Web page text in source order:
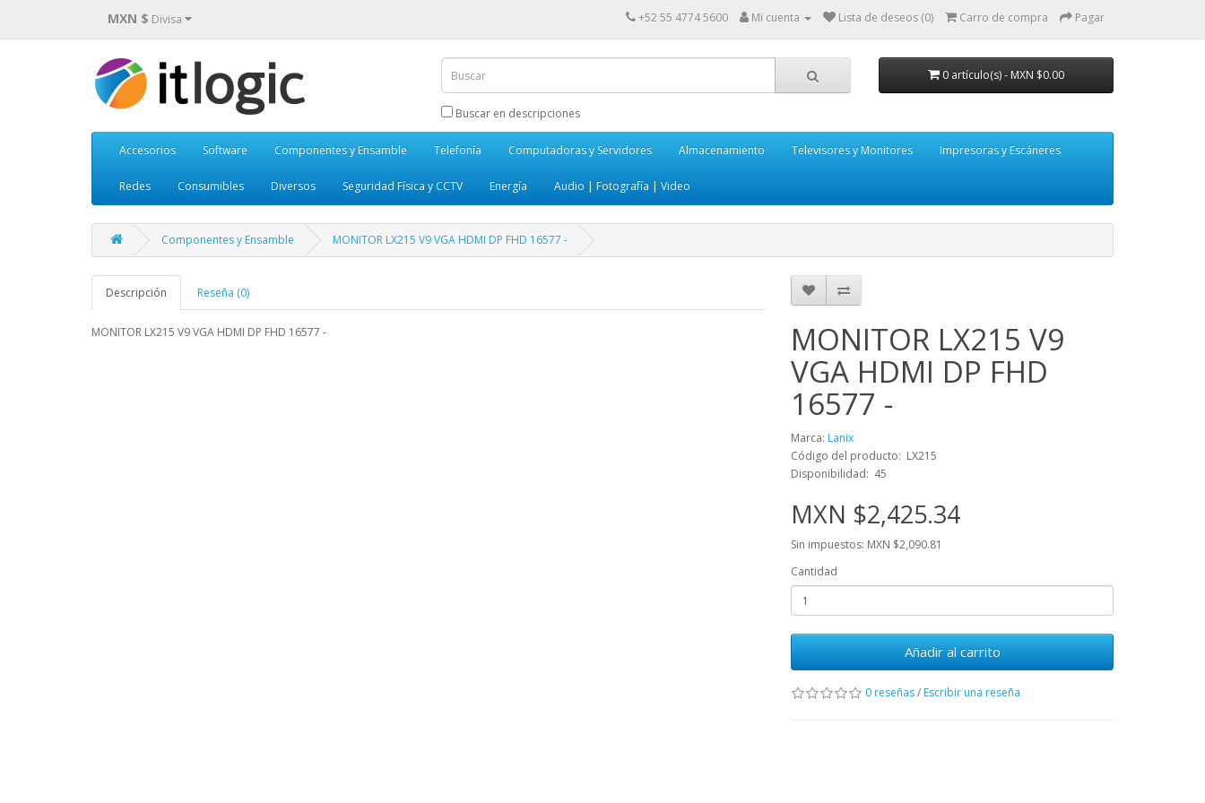
MXN $ Divisa +52 55 4774 5600 Mi cuenta Lista de deseos (0) Carro de compra Pagar
Buscar en descripciones
0 artículo(s) - MXN $0.00
Accesorios Software Componentes y Ensamble Telefonía Computadoras y Servidores Almacenamiento Televisores y Monitores Impresoras y Escáneres
Redes Consumibles Diversos Seguridad Física y CCTV Energía Audio | Fotografía | Video
Componentes y Ensamble MONITOR LX215 V9 VGA HDMI DP FHD 16577 -
Descripción Reseña (0)
MONITOR LX215 V9 VGA HDMI DP FHD 16577 -
MONITOR LX215 V9
VGA HDMI DP FHD
16577 -
Marca: Lanix
Código del producto: LX215
Disponibilidad: 45
MXN $2,425.34
Sin impuestos: MXN $2,090.81
Cantidad
Añadir al carrito
0 reseñas/ Escribir una reseña